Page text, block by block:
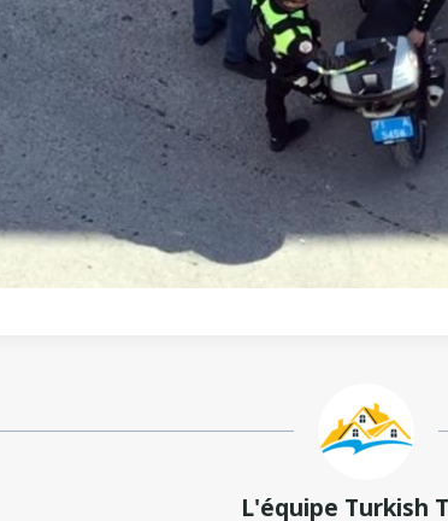
L'équipe Turkish